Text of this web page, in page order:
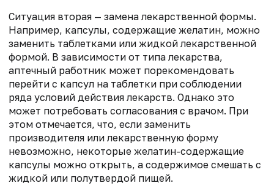
Ситуация вторая — замена лекарственной формы.
Например, капсулы, содержащие желатин, можно
заменить таблетками или жидкой лекарственной
формой. В зависимости от типа лекарства,
аптечный работник может порекомендовать
перейти с капсул на таблетки при соблюдении
ряда условий действия лекарств. Однако это
может потребовать согласования с врачом. При
этом отмечается, что, если заменить
производителя или лекарственную форму
невозможно, некоторые желатин-содержащие
капсулы можно открыть, а содержимое смешать с
жидкой или полутвердой пищей.